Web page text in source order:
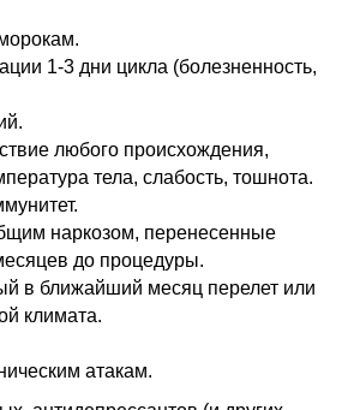
1-3 дни цикла (болезненность,
любого происхождения,
тела, слабость, тошнота.
наркозом, перенесенные
до процедуры.
в ближайший месяц перелет или
климата.
атакам.